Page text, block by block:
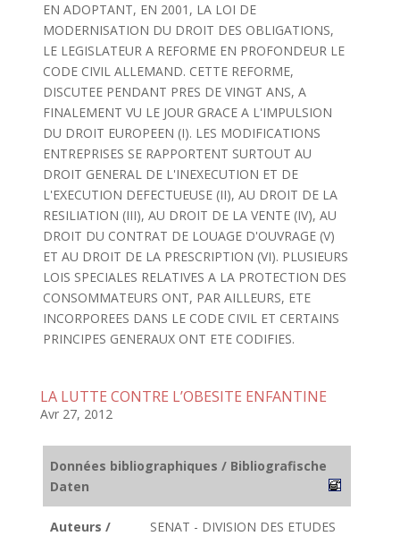
EN ADOPTANT, EN 2001, LA LOI DE
MODERNISATION DU DROIT DES OBLIGATIONS,
LE LEGISLATEUR A REFORME EN PROFONDEUR LE
CODE CIVIL ALLEMAND. CETTE REFORME,
DISCUTEE PENDANT PRES DE VINGT ANS, A
FINALEMENT VU LE JOUR GRACE A L'IMPULSION
DU DROIT EUROPEEN (I). LES MODIFICATIONS
ENTREPRISES SE RAPPORTENT SURTOUT AU
DROIT GENERAL DE L'INEXECUTION ET DE
L'EXECUTION DEFECTUEUSE (II), AU DROIT DE LA
RESILIATION (III), AU DROIT DE LA VENTE (IV), AU
DROIT DU CONTRAT DE LOUAGE D'OUVRAGE (V)
ET AU DROIT DE LA PRESCRIPTION (VI). PLUSIEURS
LOIS SPECIALES RELATIVES A LA PROTECTION DES
CONSOMMATEURS ONT, PAR AILLEURS, ETE
INCORPOREES DANS LE CODE CIVIL ET CERTAINS
PRINCIPES GENERAUX ONT ETE CODIFIES.
LA LUTTE CONTRE L’OBESITE ENFANTINE
Avr 27, 2012
Données bibliographiques / Bibliografische
Daten
Auteurs /
SENAT - DIVISION DES ETUDES